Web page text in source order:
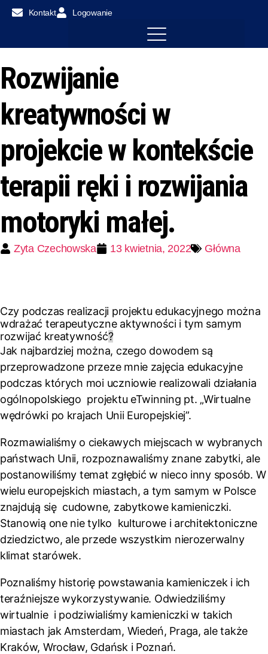
Kontakt Logowanie
Rozwijanie
kreatywności w
projekcie w kontekście
terapii ręki i rozwijania
motoryki małej.
Zyta Czechowska 13 kwietnia, 2022 Główna
Czy podczas realizacji projektu edukacyjnego można
wdrażać terapeutyczne aktywności i tym samym
rozwijać kreatywność?
Jak najbardziej można, czego dowodem są
przeprowadzone przeze mnie zajęcia edukacyjne
podczas których moi uczniowie realizowali działania
ogólnopolskiego projektu eTwinning pt. „Wirtualne
wędrówki po krajach Unii Europejskiej”.
Rozmawialiśmy o ciekawych miejscach w wybranych
państwach Unii, rozpoznawaliśmy znane zabytki, ale
postanowiliśmy temat zgłębić w nieco inny sposób. W
wielu europejskich miastach, a tym samym w Polsce
znajdują się cudowne, zabytkowe kamieniczki.
Stanowią one nie tylko kulturowe i architektoniczne
dziedzictwo, ale przede wszystkim nierozerwalny
klimat starówek.
Poznaliśmy historię powstawania kamieniczek i ich
teraźniejsze wykorzystywanie. Odwiedziliśmy
wirtualnie i podziwialiśmy kamieniczki w takich
miastach jak Amsterdam, Wiedeń, Praga, ale także
Kraków, Wrocław, Gdańsk i Poznań.